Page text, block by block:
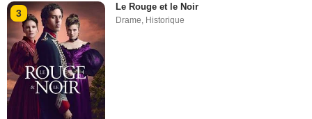
3
Le Rouge et le Noir
Drame Historique